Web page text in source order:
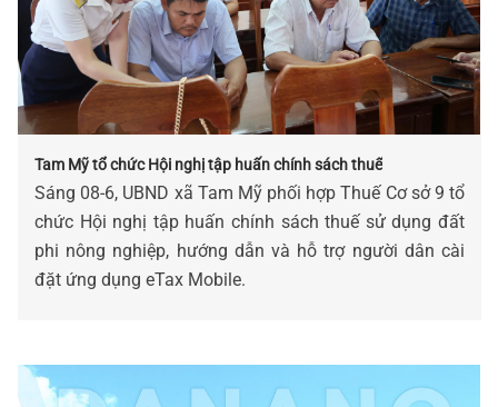
Tam Mỹ tổ chức Hội nghị tập huấn chính sách thuế
Sáng 08-6, UBND xã Tam Mỹ phối hợp Thuế Cơ sở 9 tổ
chức Hội nghị tập huấn chính sách thuế sử dụng đất
phi nông nghiệp, hướng dẫn và hỗ trợ người dân cài
đặt ứng dụng eTax Mobile.